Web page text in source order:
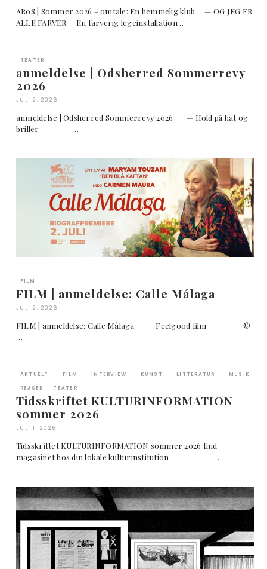
ARoS | Sommer 2026 – omtale: En hemmelig klub — OG JEG ER
ALLE FARVER En farverig legeinstallation …
TEATER
anmeldelse | Odsherred Sommerrevy
2026
JULI 2, 2026
anmeldelse | Odsherred Sommerrevy 2026 — Hold på hat og
briller …
FILM
FILM | anmeldelse: Calle Málaga
JULI 2, 2026
FILM | anmeldelse: Calle Málaga Feelgood film ©
…
AKTUELT FILM INTERVIEW KUNST LITTERATUR MUSIK
REJSER TEATER
Tidsskriftet KULTURINFORMATION
sommer 2026
JULI 1, 2026
Tidsskriftet KULTURINFORMATION sommer 2026 find
magasinet hos din lokale kulturinstitution …